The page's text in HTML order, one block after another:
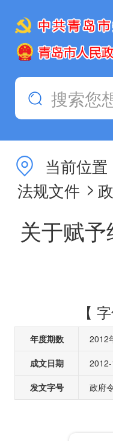
当前位置
法规文件 >
关于赋
【
年度期数 2012
成文日期
发文字号
政府